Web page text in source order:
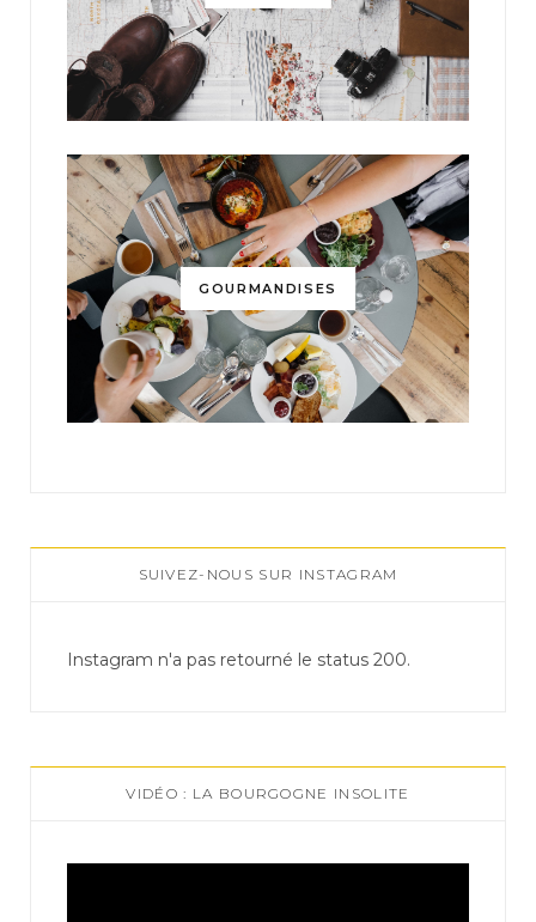
GOURMANDISES
SUIVEZ-NOUS SUR INSTAGRAM
Instagram n'a pas retourné le status 200.
VIDÉO : LA BOURGOGNE INSOLITE